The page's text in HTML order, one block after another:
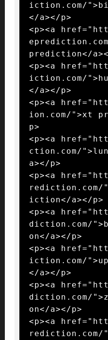
iction.com/
</a></p>
<p><a
prediction</
<p><a
iction.com/
</a></p>
<p><a
ion.com/">xt
p>
<p><a
ction.com/
a></p>
<p><a
iction</a></p>
<p><a
diction.com/
on</a></p>
<p><a
iction.com/
</a></p>
<p><a
diction.com/
on</a></p>
<p><a
rediction.com/